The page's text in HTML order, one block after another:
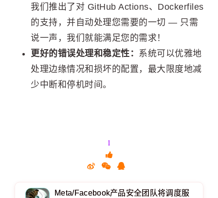
我们推出了对 GitHub Actions、Dockerfiles
的支持，并自动处理您需要的一切 — 只需
说一声，我们就能满足您的需求！
更好的错误处理和稳定性： 系统可以优雅地
处理边缘情况和损坏的配置，最大限度地减
少中断和停机时间。
1
Meta/Facebook产品安全团队将调度服